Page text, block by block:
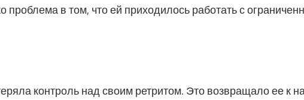
проблема в том, что ей приходилось работать с
контроль над своим ретритом. Это возвращало ее к